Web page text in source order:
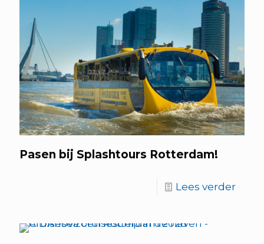
Pasen bij Splashtours Rotterdam!
Lees verder